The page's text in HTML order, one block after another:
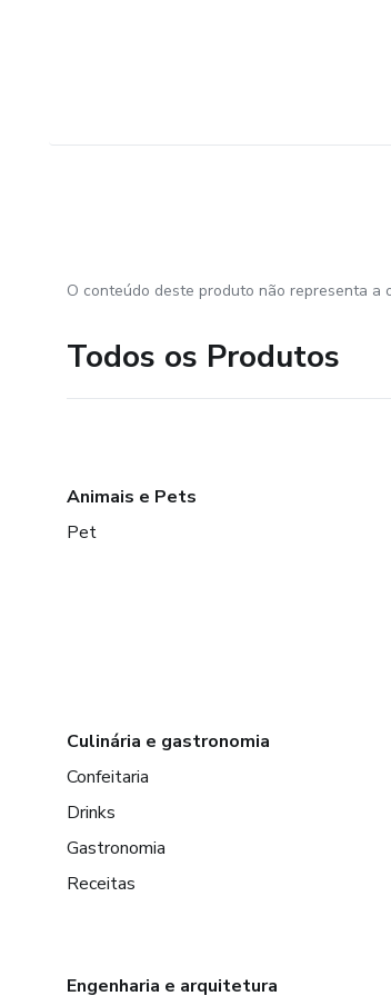
O conteúdo deste produto não representa a
Todos os Produtos
Animais e Pets
Pet
Culinária e gastronomia
Confeitaria
Drinks
Gastronomia
Receitas
Engenharia e arquitetura